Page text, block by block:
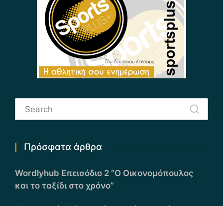
Πρόσφατα άρθρα
Wordlyhub Επεισόδιο 2 “Ο Οικονομόπουλος
και το ταξίδι στο χρόνο”